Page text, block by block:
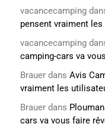
vacancecamping
pensent vraiment
vacancecamping
camping-cars va
Brauer dansAvis
vraiment les
Brauer dans
cars va vous faire